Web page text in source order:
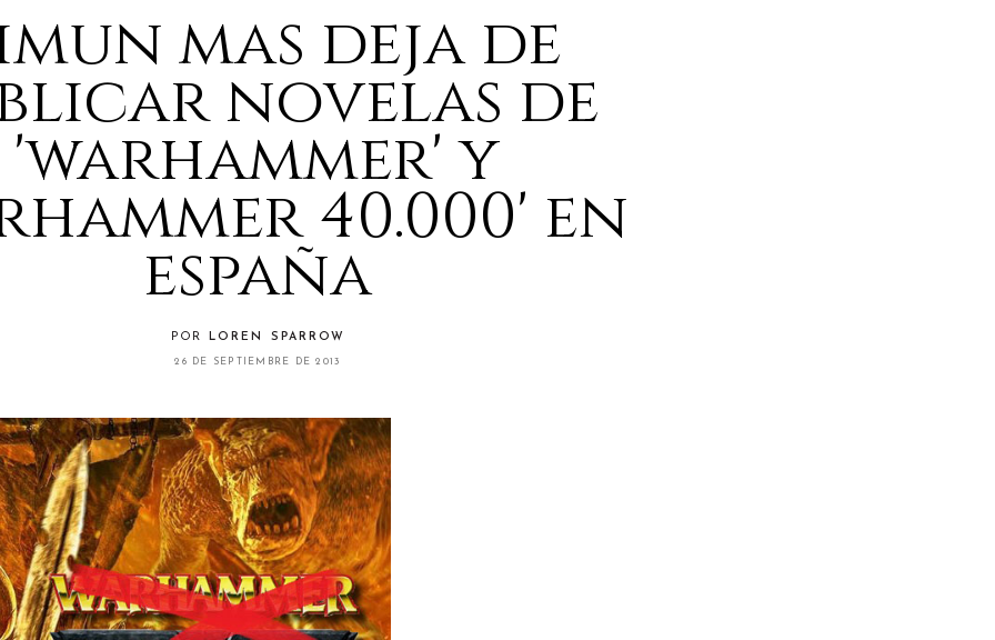
mas deja de
novelas de
'warhammer' y
40.000' en
españa
POR LOREN SPARROW
26 DE SEPTIEMBRE DE 2013